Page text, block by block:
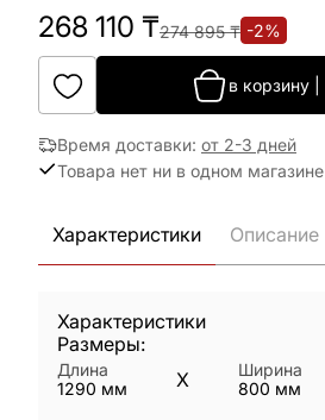
268 110 ₸274 895₸ -2%
в корзину|
Время доставки: от 2-3 дней
Товара нет ни в одном магазине
Характеристики Описание
Характеристики
Размеры:
Длина
1290 мм X
Ширина
800 мм